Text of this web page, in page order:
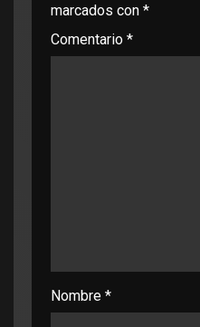
marcados con *
Comentario *
Nombre *